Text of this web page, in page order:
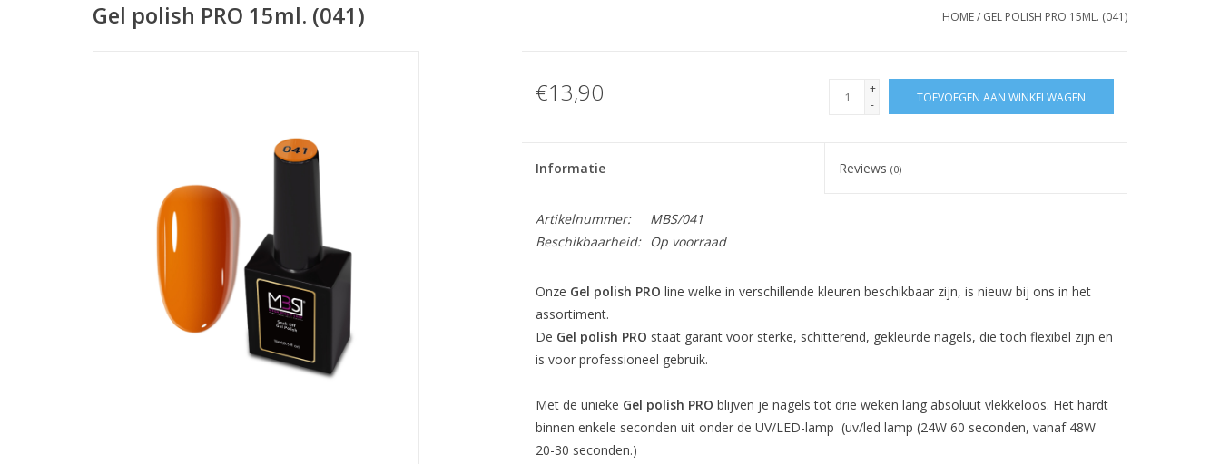
Gel polish PRO 15ml. (041) HOME/ GEL POLISH PRO 15ML. (041)
€13,90
+
-
TOEVOEGEN AAN WINKELWAGEN
Informatie Reviews(0)
Artikelnummer:
MBS/041
Beschikbaarheid:
Op voorraad
Onze Gel polish PRO line welke in verschillende kleuren beschikbaar zijn, is nieuw bij ons in het
assortiment.
De Gel polish PRO staat garant voor sterke, schitterend, gekleurde nagels, die toch flexibel zijn en
is voor professioneel gebruik.
Met de unieke Gel polish PRO blijven je nagels tot drie weken lang absoluut vlekkeloos. Het hardt
binnen enkele seconden uit onder de UV/LED-lamp (uv/led lamp (24W 60 seconden, vanaf 48W
20-30 seconden.)